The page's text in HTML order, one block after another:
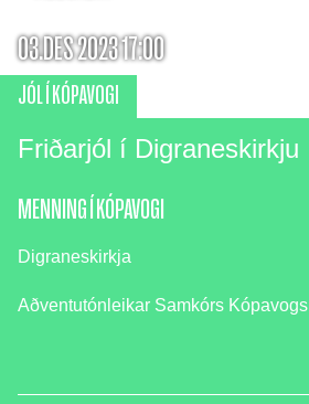
03.DES 2023 17:00
Friðarjól í Digraneskirkju
JÓL Í KÓPAVOGI
MENNING Í KÓPAVOGI
Digraneskirkja
Aðventutónleikar Samkórs Kópavogs